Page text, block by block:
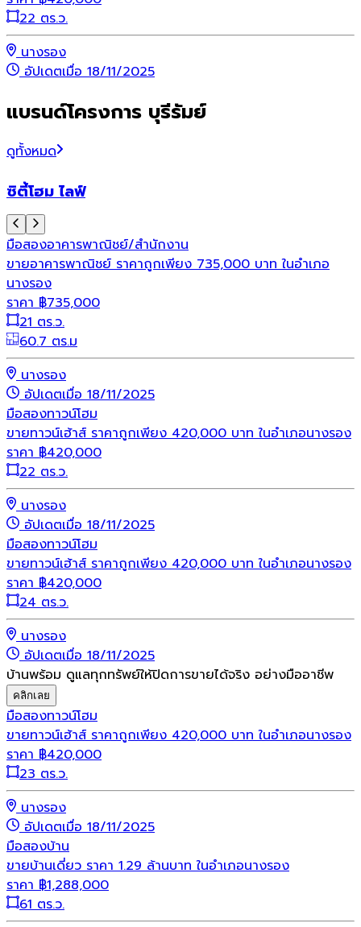
22 ตร.ว.
นางรอง
อัปเดตเมื่อ 18/11/2025
แบรนด์โครงการ บุรีรัมย์
ดูทั้งหมด
ซิตี้โฮม ไลฟ์
มือสองอาคารพาณิชย์/สำนักงาน
ขายอาคารพาณิชย์ ราคาถูกเพียง 735,000 บาท ในอำเภอ
นางรอง
ราคา ฿735,000
21 ตร.ว.
60.7 ตร.ม
นางรอง
อัปเดตเมื่อ 18/11/2025
มือสองทาวน์โฮม
ขายทาวน์เฮ้าส์ ราคาถูกเพียง 420,000 บาท ในอำเภอนางรอง
ราคา ฿420,000
22 ตร.ว.
นางรอง
อัปเดตเมื่อ 18/11/2025
มือสองทาวน์โฮม
ขายทาวน์เฮ้าส์ ราคาถูกเพียง 420,000 บาท ในอำเภอนางรอง
ราคา ฿420,000
24 ตร.ว.
นางรอง
อัปเดตเมื่อ 18/11/2025
บ้านพร้อม ดูแลทุกทรัพย์ให้ปิดการขายได้จริง อย่างมืออาชีพ
คลิกเลย
มือสองทาวน์โฮม
ขายทาวน์เฮ้าส์ ราคาถูกเพียง 420,000 บาท ในอำเภอนางรอง
ราคา ฿420,000
23 ตร.ว.
นางรอง
อัปเดตเมื่อ 18/11/2025
มือสองบ้าน
ขายบ้านเดี่ยว ราคา 1.29 ล้านบาท ในอำเภอนางรอง
ราคา ฿1,288,000
61 ตร.ว.